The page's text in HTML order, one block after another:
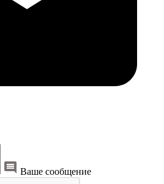
Ваше сообщение